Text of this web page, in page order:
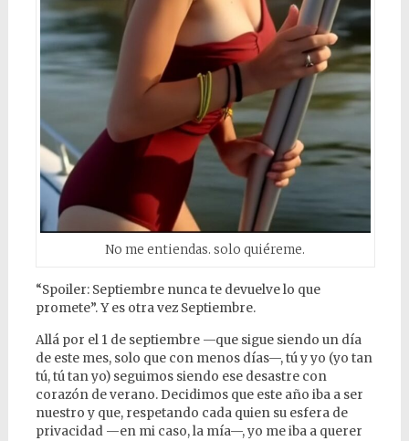
No me entiendas. solo quiéreme.
“Spoiler: Septiembre nunca te devuelve lo que
promete”. Y es otra vez Septiembre.
Allá por el 1 de septiembre —que sigue siendo un día
de este mes, solo que con menos días—, tú y yo (yo tan
tú, tú tan yo) seguimos siendo ese desastre con
corazón de verano. Decidimos que este año iba a ser
nuestro y que, respetando cada quien su esfera de
privacidad —en mi caso, la mía—, yo me iba a querer